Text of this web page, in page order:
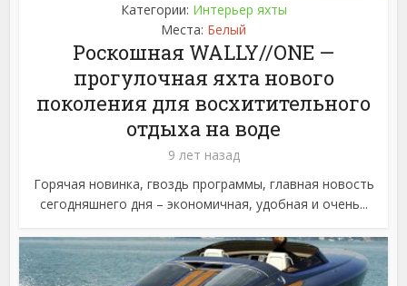
Категории: Интерьер яхты
Места: Белый
Роскошная WALLY//ONE —
прогулочная яхта нового
поколения для восхитительного
отдыха на воде
9 лет назад
Горячая новинка, гвоздь программы, главная новость
сегодняшнего дня – экономичная, удобная и очень...